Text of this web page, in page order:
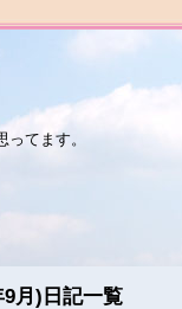
てます。
9月)日記一覧